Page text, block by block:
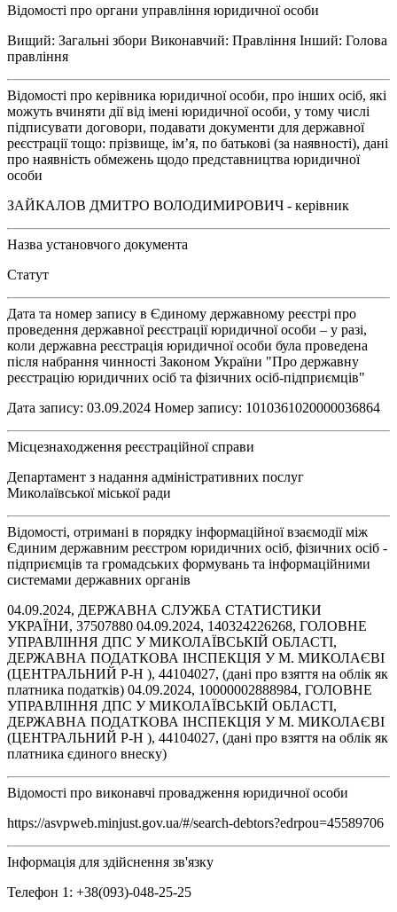
Відомості про органи управління юридичної особи
Вищий: Загальні збори Виконавчий: Правління Інший: Голова
правління
Відомості про керівника юридичної особи, про інших осіб, які
можуть вчиняти дії від імені юридичної особи, у тому числі
підписувати договори, подавати документи для державної
реєстрації тощо: прізвище, ім’я, по батькові (за наявності), дані
про наявність обмежень щодо представництва юридичної
особи
ЗАЙКАЛОВ ДМИТРО ВОЛОДИМИРОВИЧ - керівник
Назва установчого документа
Статут
Дата та номер запису в Єдиному державному реєстрі про
проведення державної реєстрації юридичної особи – у разі,
коли державна реєстрація юридичної особи була проведена
після набрання чинності Законом України "Про державну
реєстрацію юридичних осіб та фізичних осіб-підприємців"
Дата запису: 03.09.2024 Номер запису: 1010361020000036864
Місцезнаходження реєстраційної справи
Департамент з надання адміністративних послуг
Миколаївської міської ради
Відомості, отримані в порядку інформаційної взаємодії між
Єдиним державним реєстром юридичних осіб, фізичних осіб -
підприємців та громадських формувань та інформаційними
системами державних органів
04.09.2024, ДЕРЖАВНА СЛУЖБА СТАТИСТИКИ
УКРАЇНИ, 37507880 04.09.2024, 140324226268, ГОЛОВНЕ
УПРАВЛІННЯ ДПС У МИКОЛАЇВСЬКІЙ ОБЛАСТІ,
ДЕРЖАВНА ПОДАТКОВА ІНСПЕКЦІЯ У М. МИКОЛАЄВІ
(ЦЕНТРАЛЬНИЙ Р-Н ), 44104027, (дані про взяття на облік як
платника податків) 04.09.2024, 10000002888984, ГОЛОВНЕ
УПРАВЛІННЯ ДПС У МИКОЛАЇВСЬКІЙ ОБЛАСТІ,
ДЕРЖАВНА ПОДАТКОВА ІНСПЕКЦІЯ У М. МИКОЛАЄВІ
(ЦЕНТРАЛЬНИЙ Р-Н ), 44104027, (дані про взяття на облік як
платника єдиного внеску)
Відомості про виконавчі провадження юридичної особи
https://asvpweb.minjust.gov.ua/#/search-debtors?edrpou=45589706
Інформація для здійснення зв'язку
Телефон 1: +38(093)-048-25-25